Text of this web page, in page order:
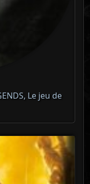
Le jeu de